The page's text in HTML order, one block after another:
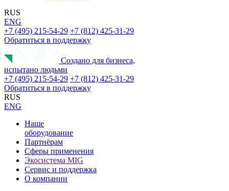
RUS
ENG
+7 (495) 215-54-29 +7 (812) 425-31-29
Обратиться в поддержку
Создано для бизнеса,
испытано людьми
+7 (495) 215-54-29 +7 (812) 425-31-29
Обратиться в поддержку
RUS
ENG
Наше
оборудование
Партнёрам
Сферы применения
Экосистема MIG
Сервис и поддержка
О компании